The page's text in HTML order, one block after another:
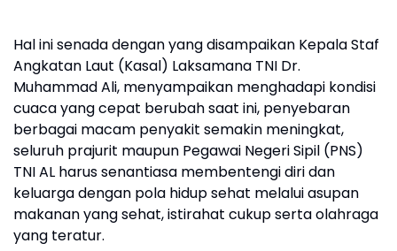
Hal ini senada dengan yang disampaikan Kepala Staf
Angkatan Laut (Kasal) Laksamana TNI Dr.
Muhammad Ali, menyampaikan menghadapi kondisi
cuaca yang cepat berubah saat ini, penyebaran
berbagai macam penyakit semakin meningkat,
seluruh prajurit maupun Pegawai Negeri Sipil (PNS)
TNI AL harus senantiasa membentengi diri dan
keluarga dengan pola hidup sehat melalui asupan
makanan yang sehat, istirahat cukup serta olahraga
yang teratur.